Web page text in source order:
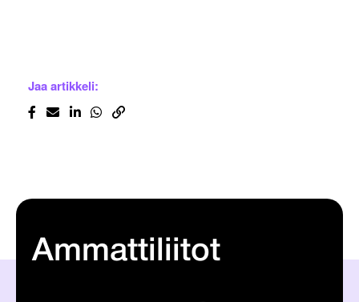
Jaa artikkeli:
Ammattiliitot